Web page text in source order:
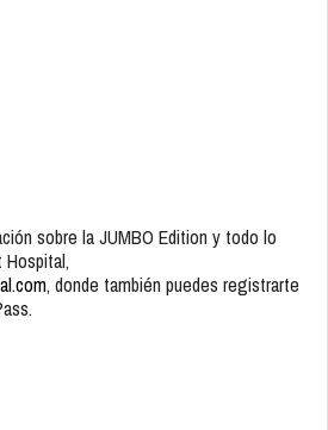
sobre la JUMBO Edition y todo lo
, donde también puedes registrarte